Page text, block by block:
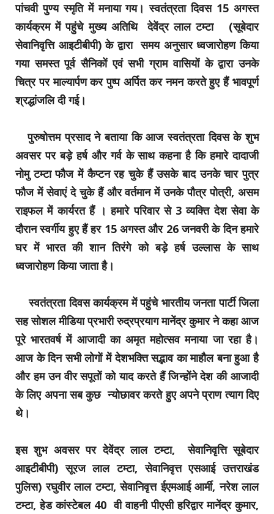
पांचवी पुण्य स्मृति में मनाया गय। स्वतंत्रता दिवस 15 अगस्त
कार्यक्रम में पहुंचे मुख्य अतिथि देवेंद्र लाल टम्टा (सूबेदार
सेवानिवृत्ति आइटीबीपी) के द्वारा ‌ समय अनुसार ध्वजारोहण किया
गया समस्त पूर्व सैनिकों एवं सभी ग्राम वासियों के द्वारा उनके
चित्र पर माल्यार्पण कर पुष्प अर्पित कर नमन करते हुए हैं भावपूर्ण
श्रद्धांजलि दी गई।
पुरुषोत्तम प्रसाद ने बताया कि आज स्वतंत्रता दिवस के शुभ
अवसर पर बड़े हर्ष और गर्व के साथ कहना है कि हमारे दादाजी
नोमु टम्टा फौज में कैप्टन रह चुके हैं उसके बाद उनके चार पुत्र
फौज में सेवाएं दे चुके हैं और वर्तमान में उनके पौत्र पोत्री, असम
राइफल में कार्यरत हैं । हमारे परिवार से 3 व्यक्ति देश सेवा के
दौरान स्वर्गीय हुए हैं हर 15 अगस्त और 26 जनवरी के दिन हमारे
घर में भारत की शान तिरंगे को बड़े हर्ष उल्लास के साथ
ध्वजारोहण किया जाता है।
स्वतंत्रता दिवस कार्यक्रम में पहुंचे भारतीय जनता पार्टी जिला
सह सोशल मीडिया प्रभारी रुद्रप्रयाग मानेंद्र कुमार ने कहा आज
पूरे भारतवर्ष में आजादी का अमृत महोत्सव मनाया जा रहा है।
आज के दिन सभी लोगों में देशभक्ति सद्भाव का माहौल बना हुआ है
और हम उन वीर सपूतों को याद करते हैं जिन्होंने देश की आजादी
के लिए अपना सब कुछ न्योछावर करते हुए अपने प्राण त्याग दिए
थे।
इस शुभ अवसर पर देवेंद्र लाल टम्टा, सेवानिवृत्ति सूबेदार
आइटीबीपी) सूरज लाल टम्टा, सेवानिवृत्त एसआई उत्तराखंड
पुलिस) रघुवीर लाल टम्टा, सेवानिवृत्त ईएमआई आर्मी, नरेश लाल
टम्टा, हेड कांस्टेबल 40 वी वाहनी पीएसी हरिद्वार मानेंद्र कुमार,